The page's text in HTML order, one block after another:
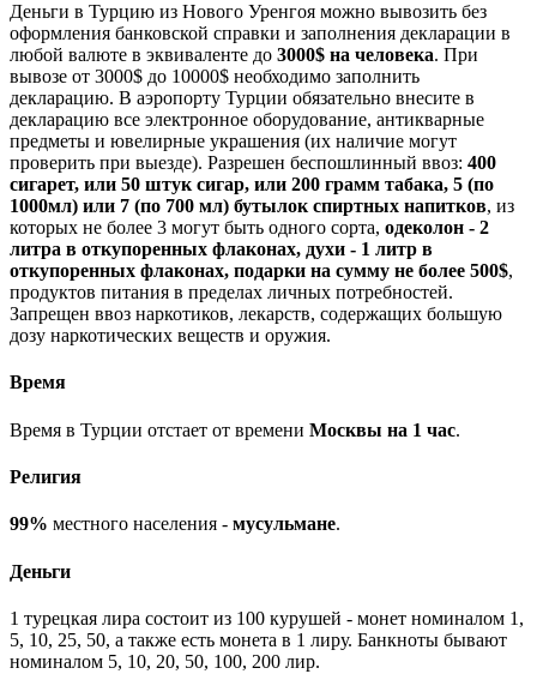
Деньги в Турцию из Нового Уренгоя можно вывозить без
оформления банковской справки и заполнения декларации в
любой валюте в эквиваленте до 3000$ на человека. При
вывозе от 3000$ до 10000$ необходимо заполнить
декларацию. В аэропорту Турции обязательно внесите в
декларацию все электронное оборудование, антикварные
предметы и ювелирные украшения (их наличие могут
проверить при выезде). Разрешен беспошлинный ввоз: 400
сигарет, или 50 штук сигар, или 200 грамм табака, 5 (по
1000мл) или 7 (по 700 мл) бутылок спиртных напитков, из
которых не более 3 могут быть одного сорта, одеколон - 2
литра в откупоренных флаконах, духи - 1 литр в
откупоренных флаконах, подарки на сумму не более 500$,
продуктов питания в пределах личных потребностей.
Запрещен ввоз наркотиков, лекарств, содержащих большую
дозу наркотических веществ и оружия.
Время
Время в Турции отстает от времени Москвы на 1 час.
Религия
99% местного населения - мусульмане.
Деньги
1 турецкая лира состоит из 100 курушей - монет номиналом 1,
5, 10, 25, 50, а также есть монета в 1 лиру. Банкноты бывают
номиналом 5, 10, 20, 50, 100, 200 лир.